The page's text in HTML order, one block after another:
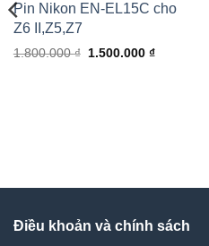
Pin Nikon EN-EL15C cho
Z6 II,Z5,Z7
1.800.000₫
Giá
1.500.000 ₫Giá
Điều khoản và chính sách